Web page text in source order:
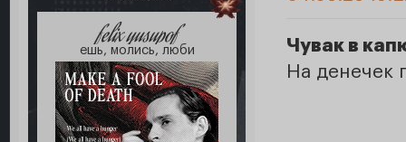
felix yusupof
ешь, молись, люби
Чувак в
На денечек